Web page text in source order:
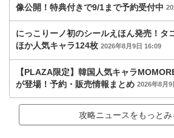
像公開！特典付きで9/1まで予約受付中
にっこりーノ初のシールえほん発売！タ
ほか人気キャラ124枚 2026年8月9日 16:09
【PLAZA限定】韓国人気キャラ
が登場！予約・販売情報まとめ 2026年8月9
攻略ニュースをもっとみ